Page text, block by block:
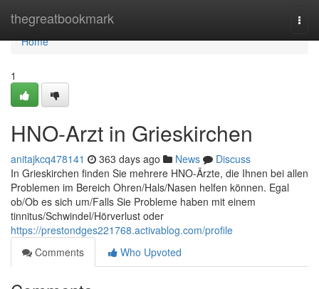
thegreatbookmark
Home
Home
1
HNO-Arzt in Grieskirchen
anitajkcq478141 363 days ago News
Discuss
In Grieskirchen finden Sie mehrere HNO-Ärzte, die Ihnen bei allen
Problemen im Bereich Ohren/Hals/Nasen helfen können. Egal
ob/Ob es sich um/Falls Sie Probleme haben mit einem
tinnitus/Schwindel/Hörverlust oder
https://prestondges221768.activablog.com/profile
Comments
Who Upvoted